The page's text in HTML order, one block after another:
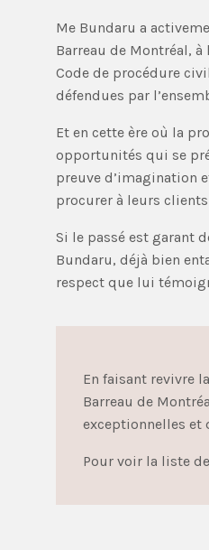
Me Bundaru a
Barreau de Montréal,
Code de procédure
défendues par
Et en cette ère où la
opportunités qui se
preuve d’imagination
procurer à leurs
Si le passé est garant
Bundaru, déjà bien
respect que lui
En faisant revivre
Barreau de
exceptionnelles et
Pour voir la liste